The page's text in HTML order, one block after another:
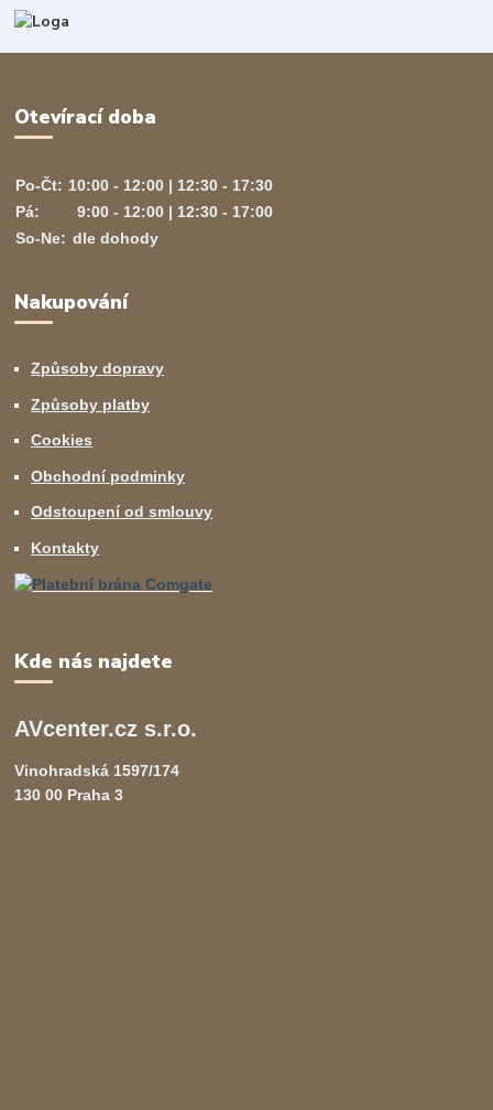
Otevírací doba
Po-Čt: 10:00 - 12:00 | 12:30 - 17:30
Pá:
9:00 - 12:00 | 12:30 - 17:00
So-Ne: dle dohody
Nakupování
Způsoby dopravy
Způsoby platby
Cookies
Obchodní podminky
Odstoupení od smlouvy
Kontakty
Kde nás najdete
AVcenter.cz s.r.o.
Vinohradská 1597/174
130 00 Praha 3